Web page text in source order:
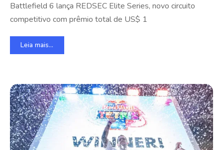
Battlefield 6 lança REDSEC Elite Series, novo circuito
competitivo com prêmio total de US$ 1
Leia mais...